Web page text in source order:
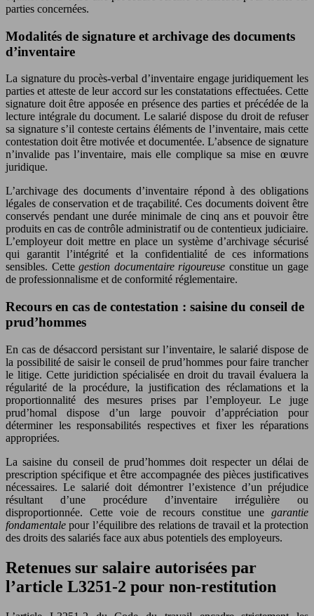
parties concernées.
Modalités de signature et archivage des documents
d’inventaire
La signature du procès-verbal d’inventaire engage juridiquement les
parties et atteste de leur accord sur les constatations effectuées. Cette
signature doit être apposée en présence des parties et précédée de la
lecture intégrale du document. Le salarié dispose du droit de refuser
sa signature s’il conteste certains éléments de l’inventaire, mais cette
contestation doit être motivée et documentée. L’absence de signature
n’invalide pas l’inventaire, mais elle complique sa mise en œuvre
juridique.
L’archivage des documents d’inventaire répond à des obligations
légales de conservation et de traçabilité. Ces documents doivent être
conservés pendant une durée minimale de cinq ans et pouvoir être
produits en cas de contrôle administratif ou de contentieux judiciaire.
L’employeur doit mettre en place un système d’archivage sécurisé
qui garantit l’intégrité et la confidentialité de ces informations
sensibles. Cettegestion documentaire rigoureuse constitue un gage
de professionnalisme et de conformité réglementaire.
Recours en cas de contestation : saisine du conseil de
prud’hommes
En cas de désaccord persistant sur l’inventaire, le salarié dispose de
la possibilité de saisir le conseil de prud’hommes pour faire trancher
le litige. Cette juridiction spécialisée en droit du travail évaluera la
régularité de la procédure, la justification des réclamations et la
proportionnalité des mesures prises par l’employeur. Le juge
prud’homal dispose d’un large pouvoir d’appréciation pour
déterminer les responsabilités respectives et fixer les réparations
appropriées.
La saisine du conseil de prud’hommes doit respecter un délai de
prescription spécifique et être accompagnée des pièces justificatives
nécessaires. Le salarié doit démontrer l’existence d’un préjudice
résultant d’une procédure d’inventaire irrégulière ou
disproportionnée. Cette voie de recours constitue une garantie
fondamentalepour l’équilibre des relations de travail et la protection
des droits des salariés face aux abus potentiels des employeurs.
Retenues sur salaire autorisées par
l’article L3251-2 pour non-restitution